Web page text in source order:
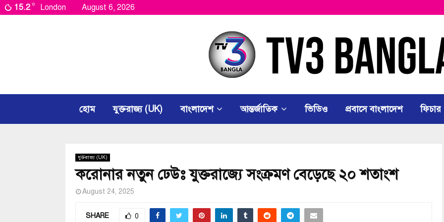
15.2 C London August 6, 2026
হোম যুক্তরাজ্য (UK) বাংলাদেশ আন্তর্জাতিক ভিডিও প্রবাসে বাংলাদেশ ফিচার
যুক্তরাজ্য (UK)
করোনার নতুন ঢেউঃ যুক্তরাজ্যে সংক্রমণ বেড়েছে ২০ শতাংশ
August 24, 2025
SHARE 0